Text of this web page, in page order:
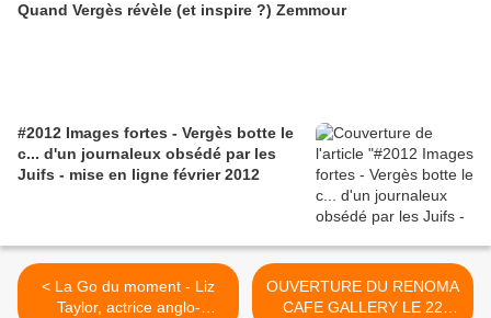
Quand Vergès révèle (et inspire ?) Zemmour
#2012 Images fortes - Vergès botte le
c... d'un journaleux obsédé par les
Juifs - mise en ligne février 2012
< La Go du moment - Liz
Taylor, actrice anglo-
OUVERTURE DU RENOMA
CAFE GALLERY LE 22